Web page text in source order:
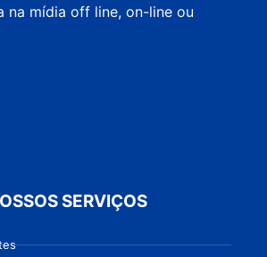
na mídia off line, on-line ou
SERVIÇOS